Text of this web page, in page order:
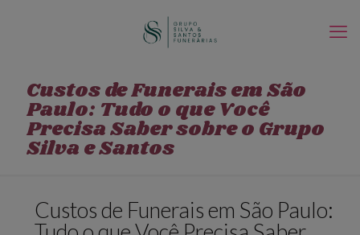
Custos de Funerais em São
Paulo: Tudo o que Você
Precisa Saber sobre o Grupo
Silva e Santos
Custos de Funerais em São Paulo: